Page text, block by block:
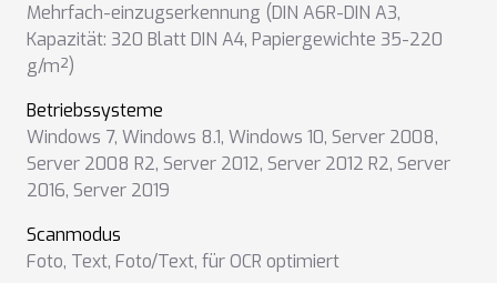
Mehrfach-einzugserkennung (DIN A6R-DIN A3,
Kapazität: 320 Blatt DIN A4, Papiergewichte 35-220
g/m²)
Betriebssysteme
Windows 7, Windows 8.1, Windows 10, Server 2008,
Server 2008 R2, Server 2012, Server 2012 R2, Server
2016, Server 2019
Scanmodus
Foto, Text, Foto/Text, für OCR optimiert